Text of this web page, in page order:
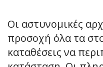
Οι αστυνομικές
προσοχή όλα τα
καταθέσεις να